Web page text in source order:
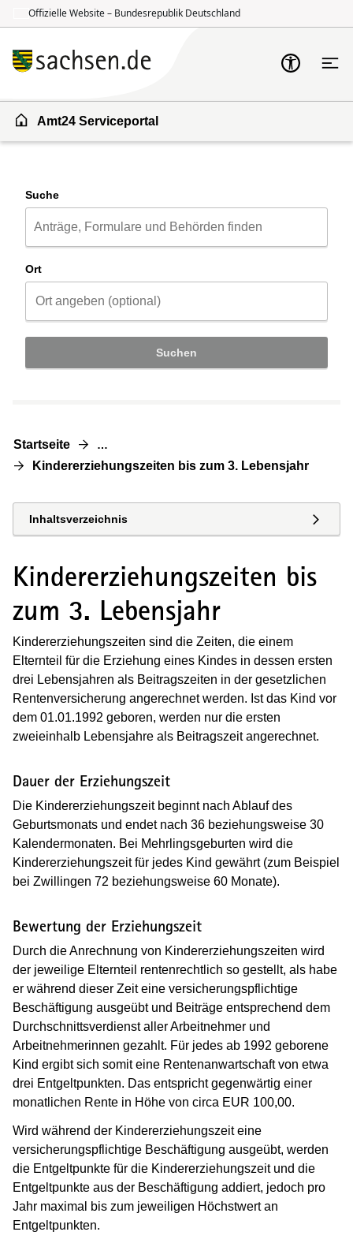
Offizielle Website – Bundesrepublik Deutschland
Amt24 Serviceportal
Suche
Ort
Suchen
Startseite …
Kindererziehungszeiten bis zum 3. Lebensjahr
Inhaltsverzeichnis
Kindererziehungszeiten bis
zum 3. Lebensjahr
Kindererziehungszeiten sind die Zeiten, die einem
Elternteil für die Erziehung eines Kindes in dessen ersten
drei Lebensjahren als Beitragszeiten in der gesetzlichen
Rentenversicherung angerechnet werden. Ist das Kind vor
dem 01.01.1992 geboren, werden nur die ersten
zweieinhalb Lebensjahre als Beitragszeit angerechnet.
Dauer der Erziehungszeit
Die Kindererziehungszeit beginnt nach Ablauf des
Geburtsmonats und endet nach 36 beziehungsweise 30
Kalendermonaten. Bei Mehrlingsgeburten wird die
Kindererziehungszeit für jedes Kind gewährt (zum Beispiel
bei Zwillingen 72 beziehungsweise 60 Monate).
Bewertung der Erziehungszeit
Durch die Anrechnung von Kindererziehungszeiten wird
der jeweilige Elternteil rentenrechtlich so gestellt, als habe
er während dieser Zeit eine versicherungspflichtige
Beschäftigung ausgeübt und Beiträge entsprechend dem
Durchschnittsverdienst aller Arbeitnehmer und
Arbeitnehmerinnen gezahlt. Für jedes ab 1992 geborene
Kind ergibt sich somit eine Rentenanwartschaft von etwa
drei Entgeltpunkten. Das entspricht gegenwärtig einer
monatlichen Rente in Höhe von circa EUR 100,00.
Wird während der Kindererziehungszeit eine
versicherungspflichtige Beschäftigung ausgeübt, werden
die Entgeltpunkte für die Kindererziehungszeit und die
Entgeltpunkte aus der Beschäftigung addiert, jedoch pro
Jahr maximal bis zum jeweiligen Höchstwert an
Entgeltpunkten.